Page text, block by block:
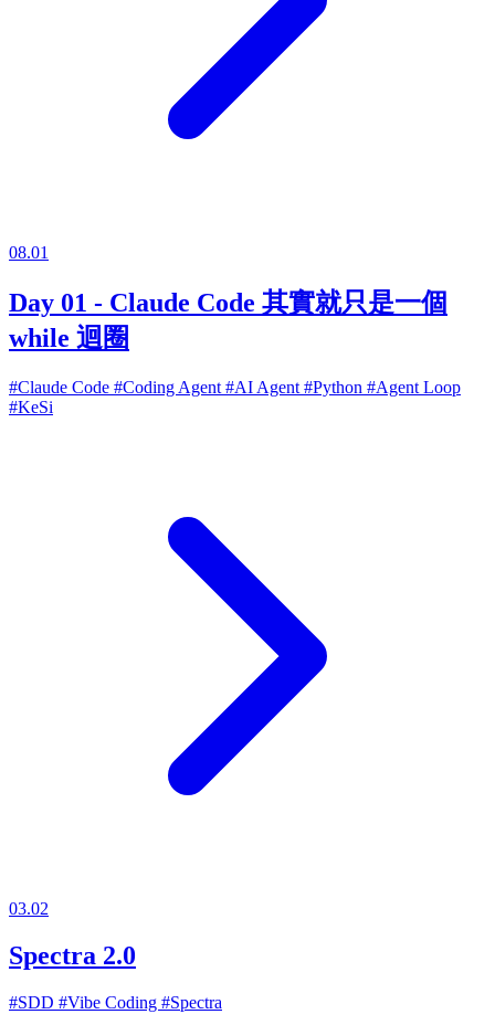
08.01
Day 01 - Claude Code 其實就只是一個
while 迴圈
#Claude Code #Coding Agent #AI Agent #Python #Agent Loop
#KeSi
03.02
Spectra 2.0
#SDD #Vibe Coding #Spectra